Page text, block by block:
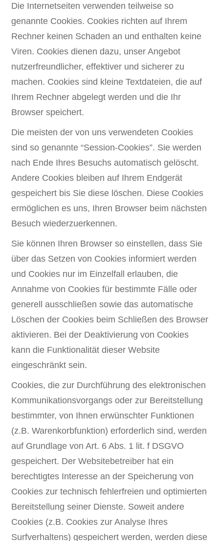
Die Internetseiten verwenden teilweise so
genannte Cookies. Cookies richten auf Ihrem
Rechner keinen Schaden an und enthalten keine
Viren. Cookies dienen dazu, unser Angebot
nutzerfreundlicher, effektiver und sicherer zu
machen. Cookies sind kleine Textdateien, die auf
Ihrem Rechner abgelegt werden und die Ihr
Browser speichert.
Die meisten der von uns verwendeten Cookies
sind so genannte “Session-Cookies”. Sie werden
nach Ende Ihres Besuchs automatisch gelöscht.
Andere Cookies bleiben auf Ihrem Endgerät
gespeichert bis Sie diese löschen. Diese Cookies
ermöglichen es uns, Ihren Browser beim nächsten
Besuch wiederzuerkennen.
Sie können Ihren Browser so einstellen, dass Sie
über das Setzen von Cookies informiert werden
und Cookies nur im Einzelfall erlauben, die
Annahme von Cookies für bestimmte Fälle oder
generell ausschließen sowie das automatische
Löschen der Cookies beim Schließen des Browser
aktivieren. Bei der Deaktivierung von Cookies
kann die Funktionalität dieser Website
eingeschränkt sein.
Cookies, die zur Durchführung des elektronischen
Kommunikationsvorgangs oder zur Bereitstellung
bestimmter, von Ihnen erwünschter Funktionen
(z.B. Warenkorbfunktion) erforderlich sind, werden
auf Grundlage von Art. 6 Abs. 1 lit. f DSGVO
gespeichert. Der Websitebetreiber hat ein
berechtigtes Interesse an der Speicherung von
Cookies zur technisch fehlerfreien und optimierten
Bereitstellung seiner Dienste. Soweit andere
Cookies (z.B. Cookies zur Analyse Ihres
Surfverhaltens) gespeichert werden, werden diese